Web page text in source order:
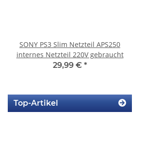
SONY PS3 Slim Netzteil APS250
internes Netzteil 220V gebraucht
29,99 € *
Top-Artikel